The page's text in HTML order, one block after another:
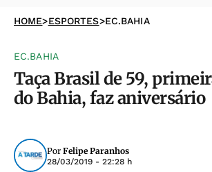
HOME>ESPORTES>EC.BAHIA
EC.BAHIA
Taça Brasil de 59,
do Bahia, faz aniversário
Por Felipe Paranhos
28/03/2019 - 22:28 h